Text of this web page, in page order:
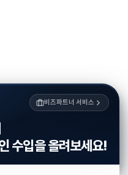
비즈파트너 서비스
수입을 올려보세요!